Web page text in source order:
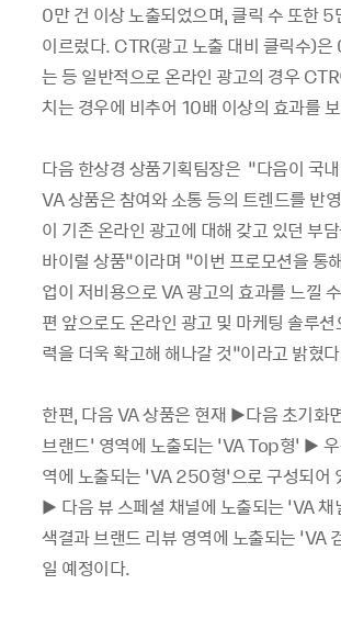
0만 건 이상 노출되었으며, 클릭 수 또한 5
이르렀다. CTR(광고 노출 대비 클릭수)
는 등 일반적으로 온라인 광고의 경우
치는 경우에 비추어 10배 이상의 효과를
다음 한상경 상품기획팀장은 “다음이 국
VA 상품은 참여와 소통 등의 트렌드를 반
이 기존 온라인 광고에 대해 갖고 있던 부
바이럴 상품”이라며 “이번 프로모션을 통
업이 저비용으로 VA 광고의 효과를 느낄
편 앞으로도 온라인 광고 및 마케팅 솔루
력을 더욱 확고해 해나갈 것”이라고 밝혔
한편, 다음 VA 상품은 현재 ▶다음 초기화
브랜드’ 영역에 노출되는 ‘VA Top형’ ▶
역에 노출되는 ‘VA 250형’으로 구성되어
▶ 다음 뷰 스페셜 채널에 노출되는 ‘VA 채
색결과 브랜드 리뷰 영역에 노출되는 ‘VA
일 예정이다.